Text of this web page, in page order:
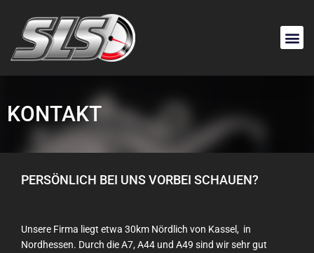
KONTAKT
PERSÖNLICH BEI UNS VORBEI SCHAUEN?
Unsere Firma liegt etwa 30km Nördlich von Kassel, in
Nordhessen. Durch die A7, A44 und A49 sind wir sehr gut